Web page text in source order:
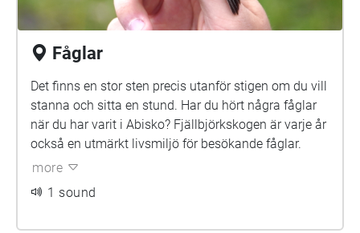
Fåglar
Det finns en stor sten precis utanför stigen om du vill
stanna och sitta en stund. Har du hört några fåglar
när du har varit i Abisko? Fjällbjörkskogen är varje år
också en utmärkt livsmiljö för besökande fåglar.
more
1 sound